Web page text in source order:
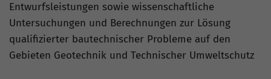
Entwurfsleistungen sowie wissenschaftliche
Untersuchungen und Berechnungen zur Lösung
qualifizierter bautechnischer Probleme auf den
Gebieten Geotechnik und Technischer Umweltschutz